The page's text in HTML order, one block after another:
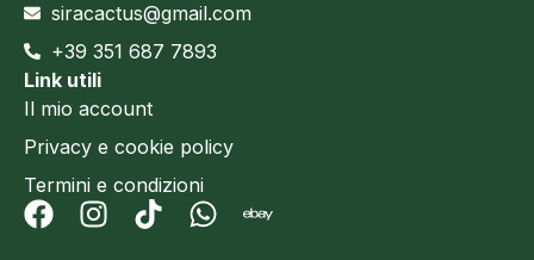
siracactus@gmail.com
+39 351 687 7893
Link utili
Il mio account
Privacy e cookie policy
Termini e condizioni